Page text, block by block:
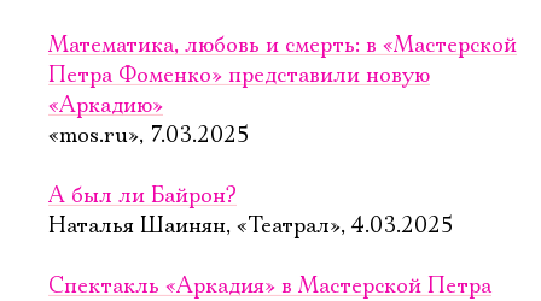
Математика, любовь и смерть: в «Мастерской
Петра Фоменко» представили новую
«Аркадию»
«mos.ru», 7.03.2025
А был ли Байрон?
Наталья Шаинян, «Театрал», 4.03.2025
Спектакль «Аркадия» в Мастерской Петра